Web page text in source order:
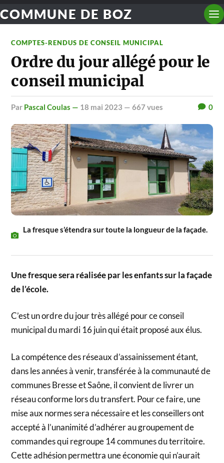
COMMUNE DE BOZ
COMPTES-RENDUS DE CONSEIL MUNICIPAL
Ordre du jour allégé pour le
conseil municipal
par Pascal Coulas — 18 mai 2023 — 667 vues 0
La fresque s’étendra sur toute la longueur de la façade.
Une fresque sera réalisée par les enfants sur la façade
de l’école.
C’est un ordre du jour très allégé pour ce conseil
municipal du mardi 16 juin qui était proposé aux élus.
La compétence des réseaux d’assainissement étant,
dans les années à venir, transférée à la communauté de
communes Bresse et Saône, il convient de livrer un
réseau conforme lors du transfert. Pour ce faire, une
mise aux normes sera nécessaire et les conseillers ont
accepté à l’unanimité d’adhérer au groupement de
commandes qui regroupe 14 communes du territoire.
Cette adhésion permettra une économie qui n’aurait